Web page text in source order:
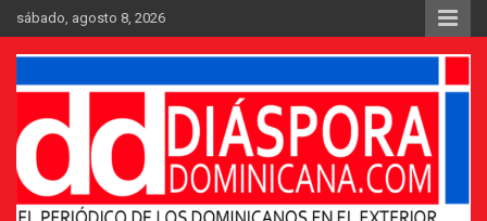
Saltar
al
contenido
sábado, agosto 8, 2026